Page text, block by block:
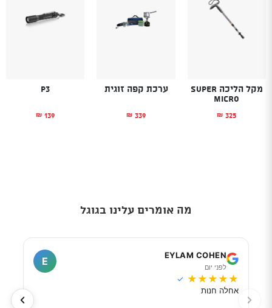
מקל הליכה SUPER
MICRO
₪ 325
ערכת קפה זוגית
₪ 339
P3
₪ 139
מה אומרים עלינו בגוגל
EYLAM COHEN
לפני יום
E
★
★
★
★
★
✓
אחלה חנות